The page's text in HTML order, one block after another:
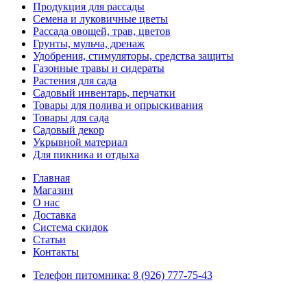
Продукция для рассады
Семена и луковичные цветы
Рассада овощей, трав, цветов
Грунты, мульча, дренаж
Удобрения, стимуляторы, средства защиты
Газонные травы и сидераты
Растения для сада
Садовый инвентарь, перчатки
Товары для полива и опрыскивания
Товары для сада
Садовый декор
Укрывной материал
Для пикника и отдыха
Главная
Магазин
О нас
Доставка
Система скидок
Статьи
Контакты
Телефон питомника: 8 (926) 777-75-43